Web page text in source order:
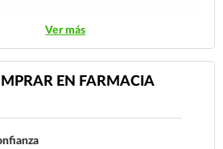
localidades se envían mediante
hacemos envíos en el territorio
Ver más
EN FARMACIA